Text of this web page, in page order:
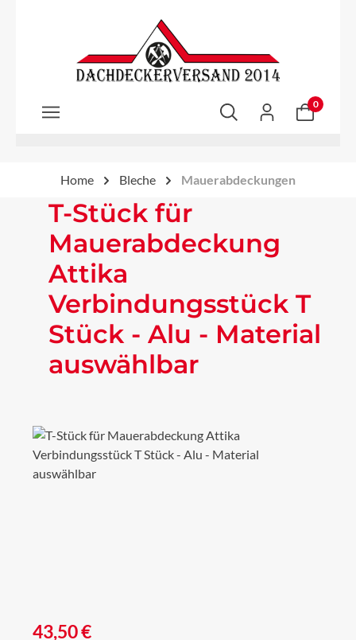
Zum Hauptinhalt springen
0
Home Bleche Mauerabdeckungen
T-Stück für
Mauerabdeckung
Attika
Verbindungsstück T
Stück - Alu - Material
auswählbar
Bildergalerie überspringen
Regulärer Preis:
43,50 €